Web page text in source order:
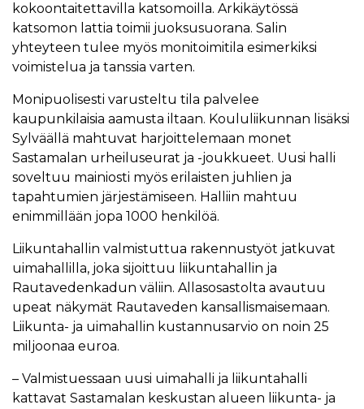
kokoontaitettavilla katsomoilla. Arkikäytössä
katsomon lattia toimii juoksusuorana. Salin
yhteyteen tulee myös monitoimitila esimerkiksi
voimistelua ja tanssia varten.
Monipuolisesti varusteltu tila palvelee
kaupunkilaisia aamusta iltaan. Koululiikunnan lisäksi
Sylväällä mahtuvat harjoittelemaan monet
Sastamalan urheiluseurat ja -joukkueet. Uusi halli
soveltuu mainiosti myös erilaisten juhlien ja
tapahtumien järjestämiseen. Halliin mahtuu
enimmillään jopa 1000 henkilöä.
Liikuntahallin valmistuttua rakennustyöt jatkuvat
uimahallilla, joka sijoittuu liikuntahallin ja
Rautavedenkadun väliin. Allasosastolta avautuu
upeat näkymät Rautaveden kansallismaisemaan.
Liikunta- ja uimahallin kustannusarvio on noin 25
miljoonaa euroa.
– Valmistuessaan uusi uimahalli ja liikuntahalli
kattavat Sastamalan keskustan alueen liikunta- ja